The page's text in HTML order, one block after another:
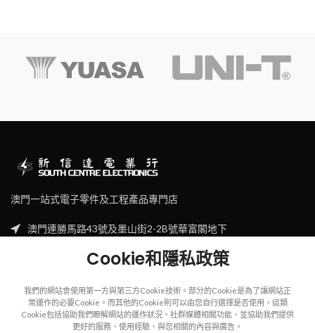
澳門一站式電子零件及工程產品專門店
澳門連勝馬路43號及墨山街2-2B號華富閣地下
Cookie和隱私政策
我們的網站會使用第一方與第三方Cookie技術。部分的Cookie是為了讓網站正
常運作的必要Cookie。而其他的Cookie則可以由您自行選擇是否使用，這類
Cookie包括協助我們瞭解網站的運作狀況、社群媒體相關功能、並協助我們提供
更好的服務、使用經驗、與您相關的內容與廣告。